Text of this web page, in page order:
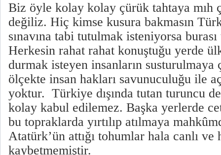
Biz öyle kolay kolay çürük tahtaya mıh
değiliz. Hiç kimse kusura bakmasın
sınavına tabi tutulmak isteniyorsa
Herkesin rahat rahat konuştuğu yerde
durmak isteyen insanların susturulmaya
ölçekte insan hakları savunuculuğu ile
yoktur. Türkiye dışında tutan turuncu
kolay kabul edilemez. Başka yerlerde
bu topraklarda yırtılıp atılmaya
Atatürk’ün attığı tohumlar hala canlı ve
kaybetmemiştir.